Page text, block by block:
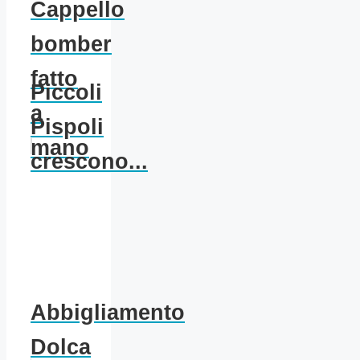
Cappello
bomber
fatto
a
mano
Piccoli
Pispoli
crescono...
Abbigliamento
Dolca